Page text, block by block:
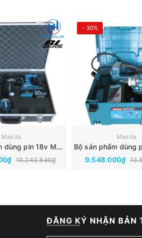
Makita
Bộ sản phẩm dùng pin 18v Makita DLX2425TX1(DDF484＋DHR242)
19.243.840₫
- 30%
Makita
9.548.000₫
ĐĂNG KÝ NHẬN BẢN